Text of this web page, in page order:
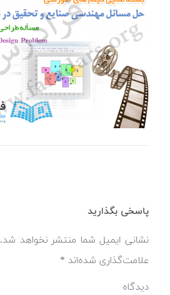
پاسخی بگذارید
نشانی ایمیل شما منتشر نخواهد شد.
علامت‌گذاری شده‌اند *
دیدگاه